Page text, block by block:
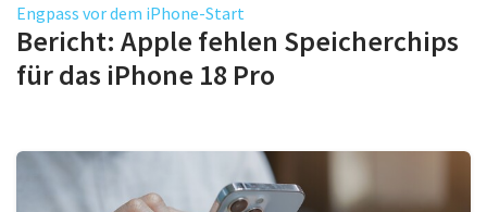
Engpass vor dem iPhone-Start
Bericht: Apple fehlen Speicherchips
für das iPhone 18 Pro